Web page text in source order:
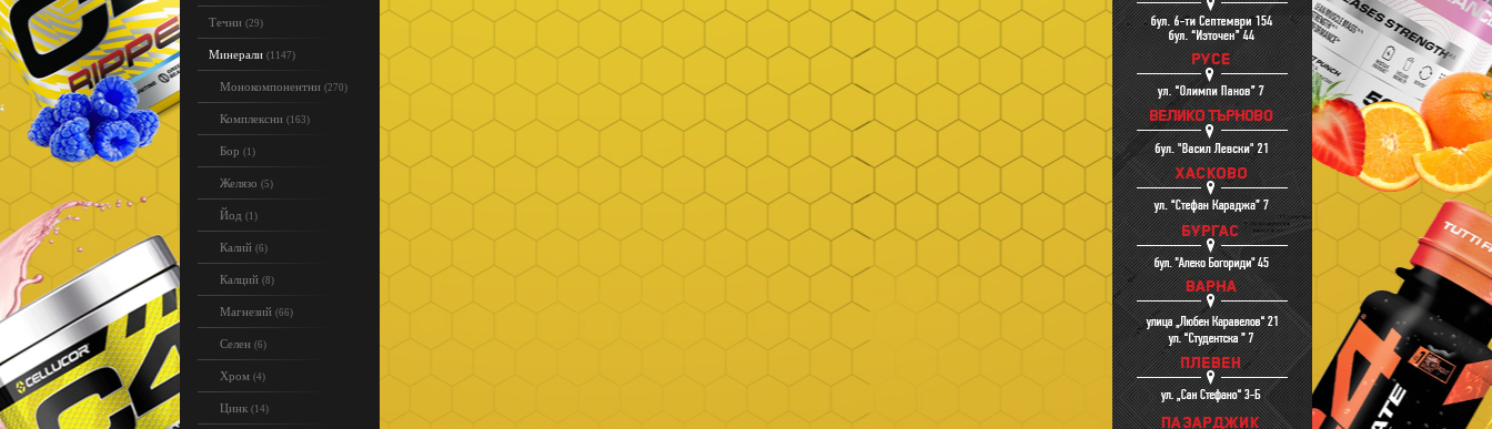
Течни (29)
Минерали (1147)
Монокомпонентни (270)
Комплексни (163)
Бор (1)
Желязо (5)
Йод (1)
Калий (6)
Калций (8)
Магнезий (66)
Селен (6)
Хром (4)
Цинк (14)